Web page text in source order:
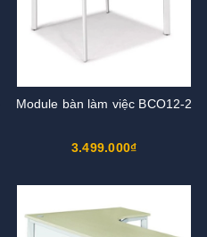
Module bàn làm việc BCO12-2
3.499.000₫